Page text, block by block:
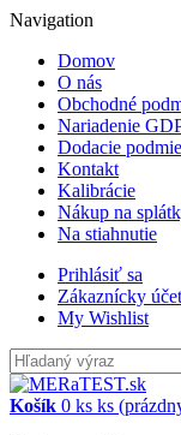
Navigation
Domov
O nás
Obchodné
Nariadenie
Dodacie
Kontakt
Kalibrácie
Nákup na
Na stiahnutie
Prihlásiť sa
Zákaznícky účet
My Wishlist
Košík 0 ks ks